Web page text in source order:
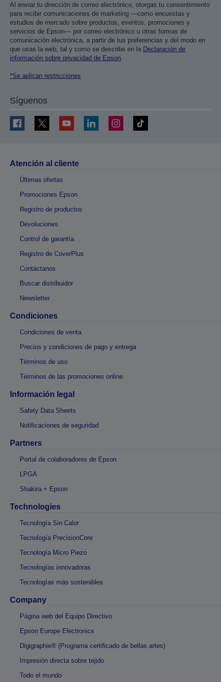
Al enviar tu dirección de correo electrónico, otorgas tu consentimiento
para recibir comunicaciones de marketing —como encuestas y
estudios de mercado sobre productos, eventos, promociones y
servicios de Epson— por correo electrónico u otras formas de
comunicación electrónica, a partir de tus preferencias y del modo en
que usas la web, tal y como se describe en la Declaración de
información sobre privacidad de Epson.
*Se aplican restricciones
Síguenos
Atención al cliente
Últimas ofertas
Promociones Epson
Registro de productos
Devoluciones
Control de garantía
Registro de CoverPlus
Contáctanos
Buscar distribuidor
Newsletter
Condiciones
Condiciones de venta
Precios y condiciones de pago y entrega
Términos de uso
Términos de las promociones online
Información legal
Safety Data Sheets
Notificaciones de seguridad
Partners
Portal de colaboradores de Epson
LPGA
Shakira + Epson
Technologies
Tecnología Sin Calor
Tecnología PrecisionCore
Tecnología Micro Piezo
Tecnologías innovadoras
Tecnologías más sostenibles
Company
Página web del Equipo Directivo
Epson Europe Electronics
Digigraphie® (Programa certificado de bellas artes)
Impresión directa sobre tejido
Todo el mundo